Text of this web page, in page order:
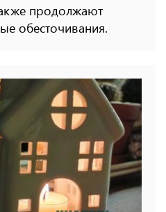
продолжают
обесточивания.